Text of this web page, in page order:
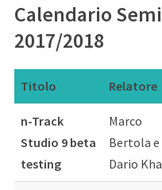
Calendario
2017/2018
Titolo Relatore
Titolo
Relatore
n-Track
Studio 9 beta
testing
Marco
Bertola e
Dario